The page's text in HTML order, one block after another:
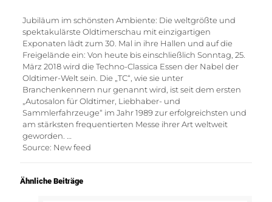
Jubiläum im schönsten Ambiente: Die weltgrößte und
spektakulärste Oldtimerschau mit einzigartigen
Exponaten lädt zum 30. Mal in ihre Hallen und auf die
Freigelände ein: Von heute bis einschließlich Sonntag, 25.
März 2018 wird die Techno-Classica Essen der Nabel der
Oldtimer-Welt sein. Die „TC“, wie sie unter
Branchenkennern nur genannt wird, ist seit dem ersten
„Autosalon für Oldtimer, Liebhaber- und
Sammlerfahrzeuge“ im Jahr 1989 zur erfolgreichsten und
am stärksten frequentierten Messe ihrer Art weltweit
geworden. …
Source: New feed
Ähnliche Beiträge